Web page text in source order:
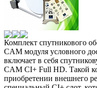
Комплект спутникового
CAM модуля условного
включает в себя
CAM CI+ Full HD. Такой
приобретении внешнего